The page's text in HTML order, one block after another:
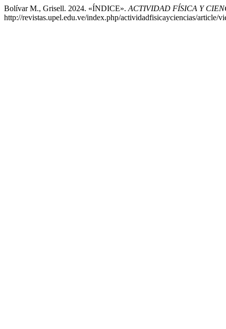
Bolívar M., Grisell. 2024. «ÍNDICE». ACTIVIDAD FÍSICA Y
http://revistas.upel.edu.ve/index.php/actividadfisicayciencias/article/